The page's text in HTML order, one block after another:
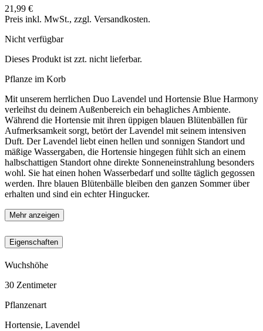
21,99 €
Preis inkl. MwSt., zzgl. Versandkosten.
Nicht verfügbar
Dieses Produkt ist zzt. nicht lieferbar.
Pflanze im Korb
Mit unserem herrlichen Duo Lavendel und Hortensie Blue Harmony
verleihst du deinem Außenbereich ein behagliches Ambiente.
Während die Hortensie mit ihren üppigen blauen Blütenbällen für
Aufmerksamkeit sorgt, betört der Lavendel mit seinem intensiven
Duft. Der Lavendel liebt einen hellen und sonnigen Standort und
mäßige Wassergaben, die Hortensie hingegen fühlt sich an einem
halbschattigen Standort ohne direkte Sonneneinstrahlung besonders
wohl. Sie hat einen hohen Wasserbedarf und sollte täglich gegossen
werden. Ihre blauen Blütenbälle bleiben den ganzen Sommer über
erhalten und sind ein echter Hingucker.
Mehr anzeigen
Eigenschaften
Wuchshöhe
30 Zentimeter
Pflanzenart
Hortensie, Lavendel